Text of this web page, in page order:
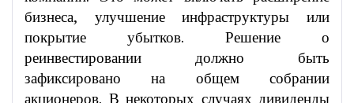
бизнеса, улучшение инфраструктуры или
покрытие убытков. Решение о
реинвестировании должно быть
зафиксировано на общем собрании
акционеров. В некоторых случаях дивиденды